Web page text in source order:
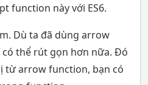
function này với ES6.
Dù ta đã dùng arrow
thể rút gọn hơn nữa. Đó
từ arrow function, bạn có